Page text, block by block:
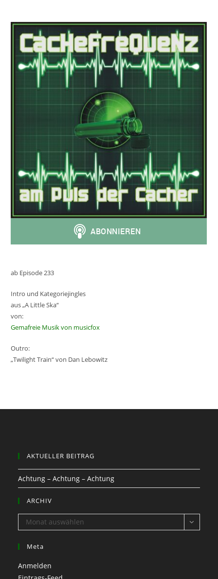
ab Episode 233
Intro und Kategoriejingles
aus „A Little Ska“
von:
Gemafreie Musik von musicfox
Outro:
„Twilight Train“ von Dan Lebowitz
AKTUELLER BEITRAG
Achtung – Achtung – Achtung
ARCHIV
ARCHIV
Monat auswählen
Meta
Anmelden